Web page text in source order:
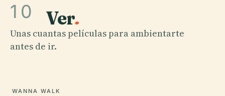
10 Ver.
Unas cuantas películas para ambientarte
antes de ir.
OLD, ALONE AND FAR FROM HOME
The Foods to Eat in
Paraguay
WANNA WALK